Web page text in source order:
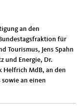
an den
für
Tourismus, Jens Spahn
und Energie, Dr.
Helfrich MdB, an den
sowie an einen